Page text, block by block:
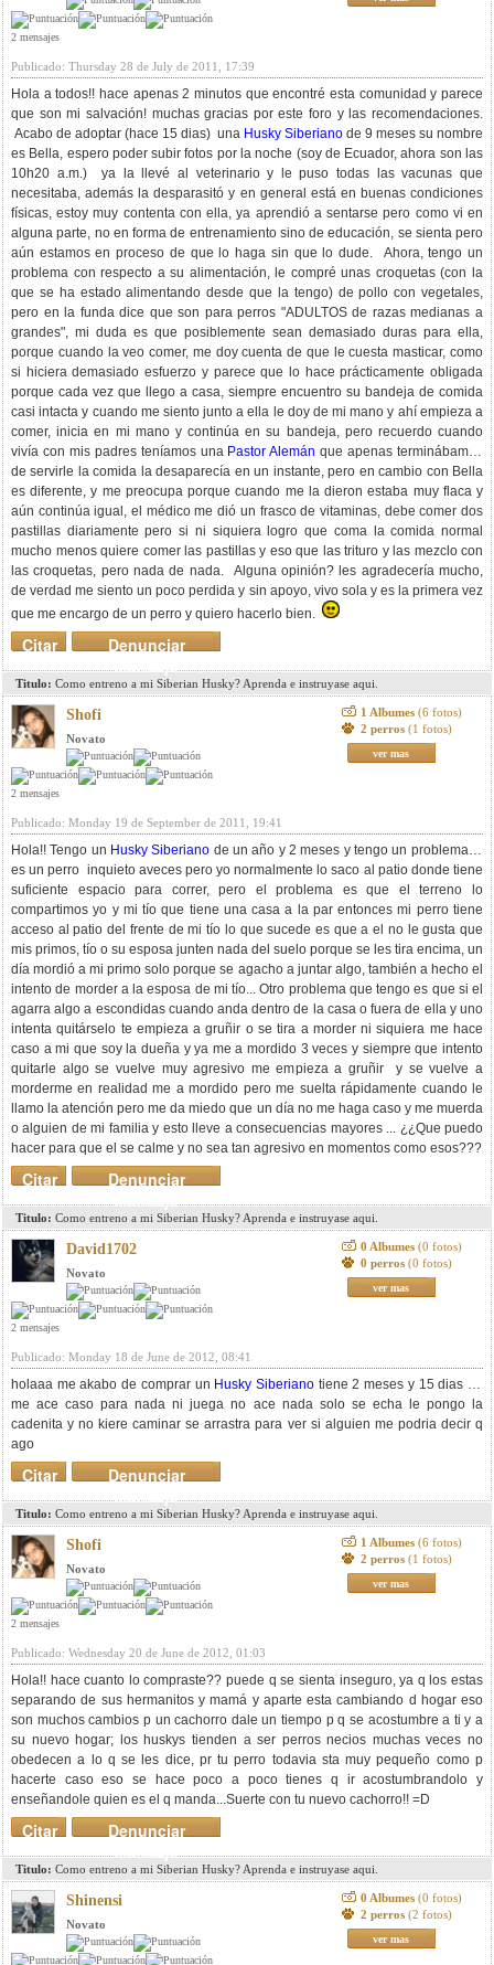
2 mensajes
Publicado: Thursday 28 de July de 2011, 17:39
Hola a todos!! hace apenas 2 minutos que encontré esta comunidad y parece
que son mi salvación! muchas gracias por este foro y las recomendaciones.
Acabo de adoptar (hace 15 dias) una Husky Siberiano de 9 meses su nombre
es Bella, espero poder subir fotos por la noche (soy de Ecuador, ahora son las
10h20 a.m.) ya la llevé al veterinario y le puso todas las vacunas que
necesitaba, además la desparasitó y en general está en buenas condiciones
físicas, estoy muy contenta con ella, ya aprendió a sentarse pero como vi en
alguna parte, no en forma de entrenamiento sino de educación, se sienta pero
aún estamos en proceso de que lo haga sin que lo dude. Ahora, tengo un
problema con respecto a su alimentación, le compré unas croquetas (con la
que se ha estado alimentando desde que la tengo) de pollo con vegetales,
pero en la funda dice que son para perros "ADULTOS de razas medianas a
grandes", mi duda es que posiblemente sean demasiado duras para ella,
porque cuando la veo comer, me doy cuenta de que le cuesta masticar, como
si hiciera demasiado esfuerzo y parece que lo hace prácticamente obligada
porque cada vez que llego a casa, siempre encuentro su bandeja de comida
casi intacta y cuando me siento junto a ella le doy de mi mano y ahí empieza a
comer, inicia en mi mano y continúa en su bandeja, pero recuerdo cuando
vivía con mis padres teníamos una Pastor Alemán que apenas terminábamos
de servirle la comida la desaparecía en un instante, pero en cambio con Bella
es diferente, y me preocupa porque cuando me la dieron estaba muy flaca y
aún continúa igual, el médico me dió un frasco de vitaminas, debe comer dos
pastillas diariamente pero si ni siquiera logro que coma la comida normal
mucho menos quiere comer las pastillas y eso que las trituro y las mezclo con
las croquetas, pero nada de nada. Alguna opinión? les agradecería mucho,
de verdad me siento un poco perdida y sin apoyo, vivo sola y es la primera vez
que me encargo de un perro y quiero hacerlo bien.
Denunciar
mensaje
Citar
Titulo: Como entreno a mi Siberian Husky? Aprenda e instruyase aqui.
Shofi
Novato
2 mensajes
1 Albumes (6 fotos)
2 perros (1 fotos)
ver mas
Publicado: Monday 19 de September de 2011, 19:41
Hola!! Tengo un Husky Siberiano de un año y 2 meses y tengo un problema el
es un perro inquieto aveces pero yo normalmente lo saco al patio donde tiene
suficiente espacio para correr, pero el problema es que el terreno lo
compartimos yo y mi tío que tiene una casa a la par entonces mi perro tiene
acceso al patio del frente de mi tío lo que sucede es que a el no le gusta que
mis primos, tío o su esposa junten nada del suelo porque se les tira encima, un
día mordió a mi primo solo porque se agacho a juntar algo, también a hecho el
intento de morder a la esposa de mi tío... Otro problema que tengo es que si el
agarra algo a escondidas cuando anda dentro de la casa o fuera de ella y uno
intenta quitárselo te empieza a gruñir o se tira a morder ni siquiera me hace
caso a mi que soy la dueña y ya me a mordido 3 veces y siempre que intento
quitarle algo se vuelve muy agresivo me empieza a gruñir y se vuelve a
morderme en realidad me a mordido pero me suelta rápidamente cuando le
llamo la atención pero me da miedo que un día no me haga caso y me muerda
o alguien de mi familia y esto lleve a consecuencias mayores ... ¿¿Que puedo
hacer para que el se calme y no sea tan agresivo en momentos como esos???
Denunciar
mensaje
Citar
Titulo: Como entreno a mi Siberian Husky? Aprenda e instruyase aqui.
David1702
Novato
2 mensajes
0 Albumes (0 fotos)
0 perros (0 fotos)
ver mas
Publicado: Monday 18 de June de 2012, 08:41
holaaa me akabo de comprar un Husky Siberiano tiene 2 meses y 15 dias no
me ace caso para nada ni juega no ace nada solo se echa le pongo la
cadenita y no kiere caminar se arrastra para ver si alguien me podria decir q
ago
Denunciar
mensaje
Citar
Titulo: Como entreno a mi Siberian Husky? Aprenda e instruyase aqui.
Shofi
Novato
2 mensajes
1 Albumes (6 fotos)
2 perros (1 fotos)
ver mas
Publicado: Wednesday 20 de June de 2012, 01:03
Hola!! hace cuanto lo compraste?? puede q se sienta inseguro, ya q los estas
separando de sus hermanitos y mamá y aparte esta cambiando d hogar eso
son muchos cambios p un cachorro dale un tiempo p q se acostumbre a ti y a
su nuevo hogar; los huskys tienden a ser perros necios muchas veces no
obedecen a lo q se les dice, pr tu perro todavia sta muy pequeño como p
hacerte caso eso se hace poco a poco tienes q ir acostumbrandolo y
enseñandole quien es el q manda...Suerte con tu nuevo cachorro!! =D
Denunciar
mensaje
Citar
Titulo: Como entreno a mi Siberian Husky? Aprenda e instruyase aqui.
Shinensi
Novato
0 Albumes (0 fotos)
2 perros (2 fotos)
ver mas